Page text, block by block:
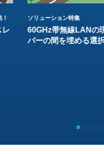
レ
ソリューション特集
60GHz帯無線LANの
バーの間を埋める選